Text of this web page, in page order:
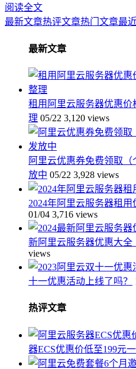
阅读全文
最新文章热评文章热门文章最
最新文章
租用阿里云服务器优惠价
理 05/22 3,120 views
阿里云优惠券免费领取
放中 05/22 3,928 views
2024年阿里云服务器租
01/04 3,716 views
新阿里云服务器优惠大全
views
十一优惠活动上线了吗？
热评文章
器ECS优惠价低至199元